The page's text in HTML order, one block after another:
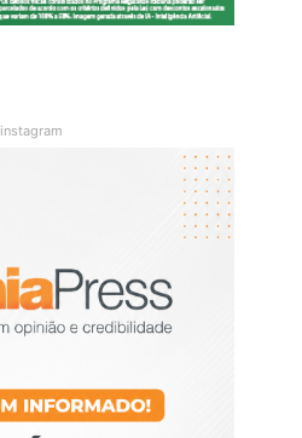
instagram